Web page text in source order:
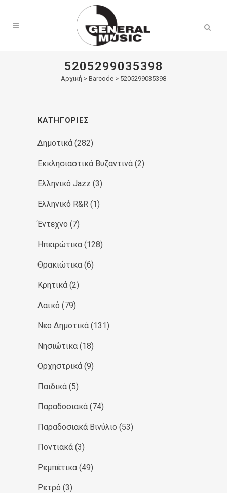
5205299035398
Αρχική > Barcode > 5205299035398
ΚΑΤΗΓΟΡΊΕΣ
Δημοτικά (282)
Εκκλησιαστικά Βυζαντινά (2)
Ελληνικό Jazz (3)
Ελληνικό R&R (1)
Έντεχνο (7)
Ηπειρώτικα (128)
Θρακιώτικα (6)
Κρητικά (2)
Λαϊκό (79)
Νεο Δημοτικά (131)
Νησιώτικα (18)
Ορχηστρικά (9)
Παιδικά (5)
Παραδοσιακά (74)
Παραδοσιακά Βινύλιο (53)
Ποντιακά (3)
Ρεμπέτικα (49)
Ρετρό (3)